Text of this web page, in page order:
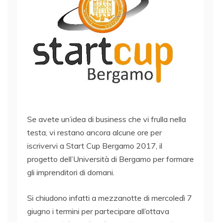
Se avete un’idea di business che vi frulla nella
testa, vi restano ancora alcune ore per
iscrivervi a Start Cup Bergamo 2017, il
progetto dell’Università di Bergamo per formare
gli imprenditori di domani.
Si chiudono infatti a mezzanotte di mercoledì 7
giugno i termini per partecipare all’ottava